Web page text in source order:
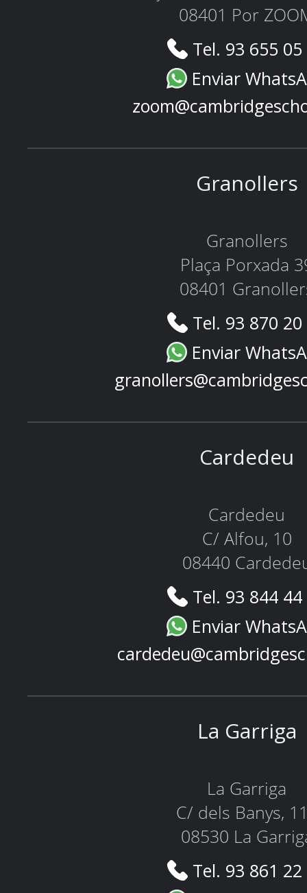
08401 Por
Tel. 93 655
Enviar
Granollers
Granollers
Plaça Porxada
08401
Tel. 93 870
Enviar
Cardedeu
Cardedeu
C/ Alfou, 10
08440
Tel. 93 844
Enviar
La Garriga
La Garriga
C/ dels Banys,
08530 La
Tel. 93 861